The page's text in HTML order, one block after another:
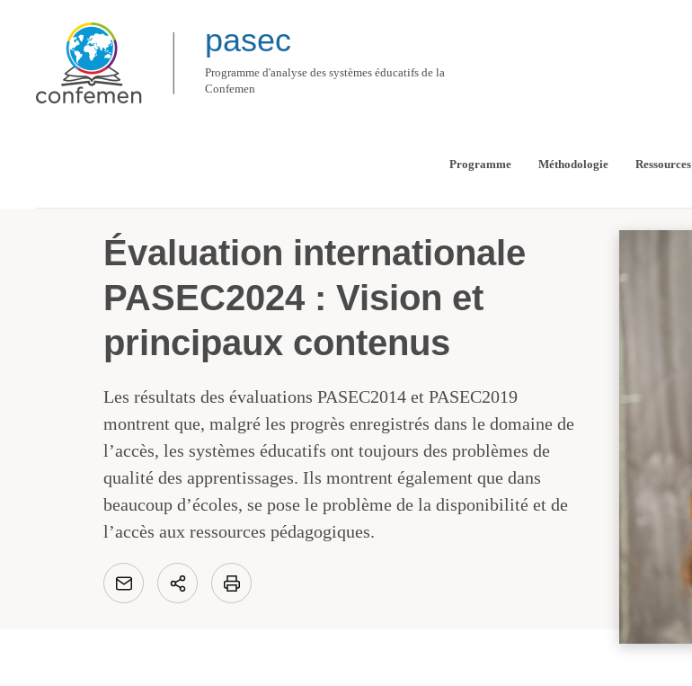
pasec
Programme d'analyse des systèmes éducatifs de la
Confemen
Programme Méthodologie Ressources
Évaluation internationale
PASEC2024 : Vision et
principaux contenus
Les résultats des évaluations PASEC2014 et PASEC2019
montrent que, malgré les progrès enregistrés dans le domaine de
l’accès, les systèmes éducatifs ont toujours des problèmes de
qualité des apprentissages. Ils montrent également que dans
beaucoup d’écoles, se pose le problème de la disponibilité et de
l’accès aux ressources pédagogiques.